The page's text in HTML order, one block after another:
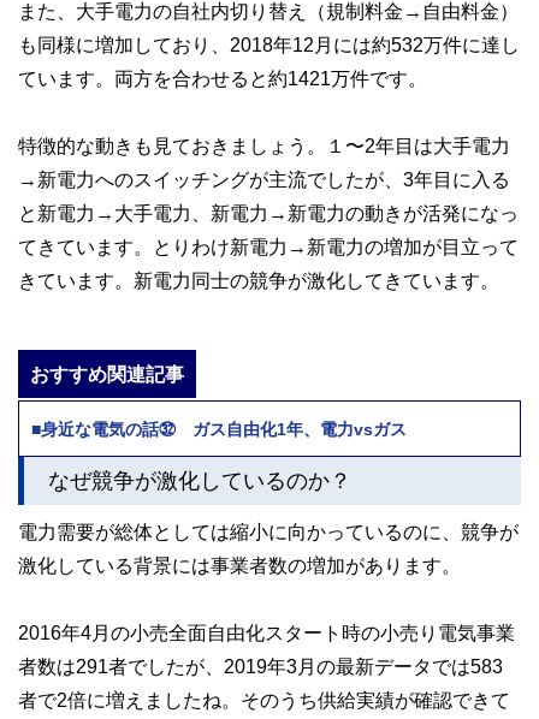
また、大手電力の自社内切り替え（規制料金→自由料金）
も同様に増加しており、2018年12月には約532万件に達し
ています。両方を合わせると約1421万件です。
特徴的な動きも見ておきましょう。１〜2年目は大手電力
→新電力へのスイッチングが主流でしたが、3年目に入る
と新電力→大手電力、新電力→新電力の動きが活発になっ
てきています。とりわけ新電力→新電力の増加が目立って
きています。新電力同士の競争が激化してきています。
おすすめ関連記事
■身近な電気の話㉜ ガス自由化1年、電力vsガス
なぜ競争が激化しているのか？
電力需要が総体としては縮小に向かっているのに、競争が
激化している背景には事業者数の増加があります。
2016年4月の小売全面自由化スタート時の小売り電気事業
者数は291者でしたが、2019年3月の最新データでは583
者で2倍に増えましたね。そのうち供給実績が確認できて